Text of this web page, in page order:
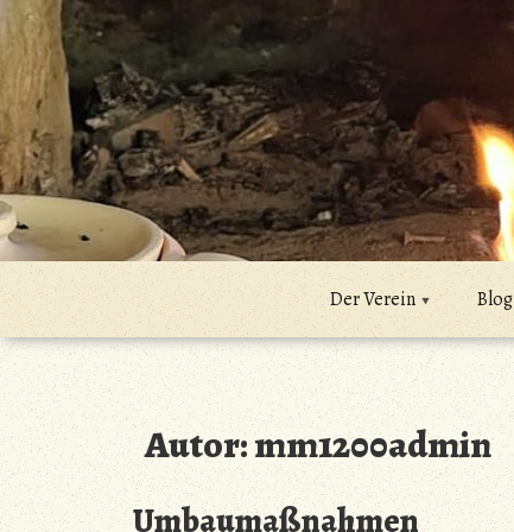
Zum
Inhalt
springen
Der Verein Blog
Autor:mm1200admin
Umbaumaßnahmen